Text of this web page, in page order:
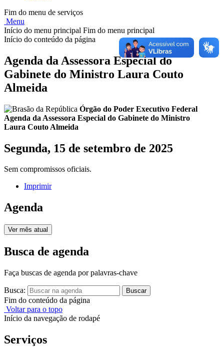
Fim do menu de serviços
Menu
Início do menu principal Fim do menu principal
Início do conteúdo da página
Agenda da Assessora Especial do
Gabinete do Ministro Laura Couto
Almeida
Órgão do Poder Executivo Federal
Agenda da Assessora Especial do Gabinete do Ministro
Laura Couto Almeida
Segunda, 15 de setembro de 2025
Sem compromissos oficiais.
Imprimir
Agenda
Ver mês atual
Busca de agenda
Faça buscas de agenda por palavras-chave
Busca: Buscar
Fim do conteúdo da página
Voltar para o topo
Início da navegação de rodapé
Serviços